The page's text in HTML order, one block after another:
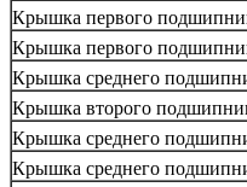
Крышка первого
Крышка первого
Крышка среднего
Крышка второго
Крышка среднего
Крышка среднего